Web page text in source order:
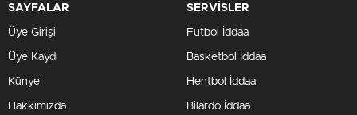
SAYFALAR
Üye Girişi
Üye Kaydı
Künye
Hakkımızda
SERVİSLER
Futbol İddaa
Basketbol İddaa
Hentbol İddaa
Bilardo İddaa